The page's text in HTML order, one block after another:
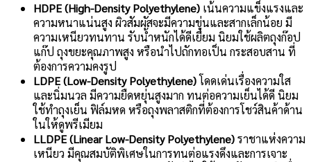
HDPE (High-Density Polyethylene) เน้นความแข็งแรงและ
ความหนาแน่นสูง ผิวสัมผัสจะมีความขุ่นและสากเล็กน้อย มี
ความเหนียวทนทาน รับน้ำหนักได้ดีเยี่ยม นิยมใช้ผลิตถุงก๊อป
แก๊ป ถุงขยะคุณภาพสูง หรือนำไปถักทอเป็น กระสอบสาน ที่
ต้องการความคงรูป
LDPE (Low-Density Polyethylene)โดดเด่นเรื่องความใส
และนิ่มนวล มีความยืดหยุ่นสูงมาก ทนต่อความเย็นได้ดี นิยม
ใช้ทำถุงเย็น ฟิล์มหด หรือถุงพลาสติกที่ต้องการโชว์สินค้าด้าน
ในให้ดูพรีเมียม
LLDPE (Linear Low-Density Polyethylene)ราชาแห่งความ
เหนียว มีคุณสมบัติพิเศษในการทนต่อแรงดึงและการเจาะ